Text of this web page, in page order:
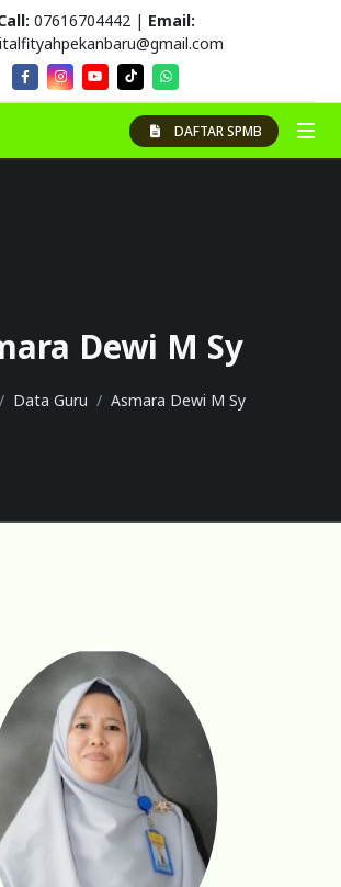
07616704442 | Email:
DAFTAR SPMB
Dewi M Sy
Data Guru Asmara Dewi M Sy